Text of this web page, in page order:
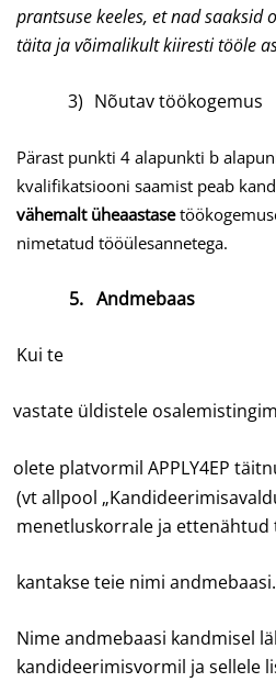
prantsuse keeles, et nad saaksid
täita ja võimalikult kiiresti tööle
3) Nõutav töökogemus
Pärast punkti 4 alapunkti b
kvalifikatsiooni saamist peab
vähemalt üheaastase
nimetatud tööülesannetega.
5. Andmebaas
Kui te
vastate üldistele
olete platvormil APPLY4EP
(vt allpool
menetluskorrale ja ettenähtud
kantakse teie nimi andmebaasi.
Nime andmebaasi kandmisel
kandideerimisvormil ja sellele